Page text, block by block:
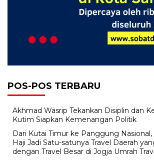
POS-POS TERBARU
Akhmad Wasrip Tekankan Disiplin dan
Kutim Siapkan Kemenangan Politik
Dari Kutai Timur ke Panggung Nasional,
Haji Jadi Satu-satunya Travel Daerah
dengan Travel Besar di Jogja Umrah